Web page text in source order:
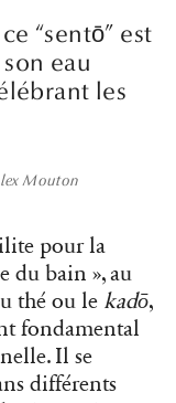
“sentō” est
eau
les
Mouton
pour la
du bain », au
thé ou le kadō,
fondamental
Il se
différents